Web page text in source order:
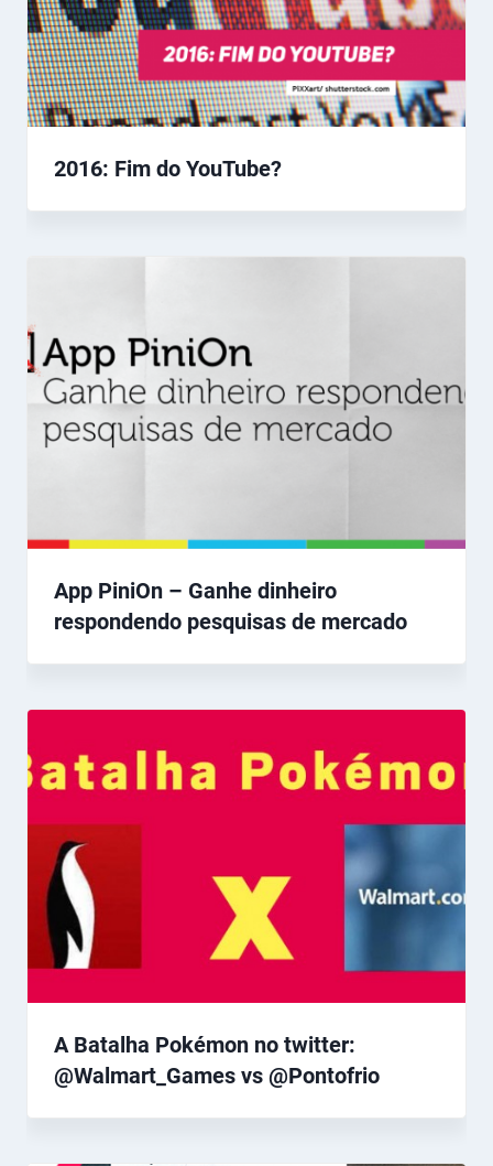
2016: Fim do YouTube?
App PiniOn – Ganhe dinheiro
respondendo pesquisas de mercado
A Batalha Pokémon no twitter:
@Walmart_Games vs @Pontofrio